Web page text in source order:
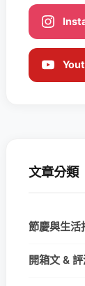
文章分類
節慶與生活
開箱文 & 評